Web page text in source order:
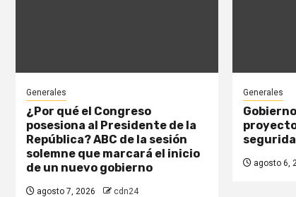
Generales
¿Por qué el Congreso
posesiona al Presidente de la
República? ABC de la sesión
solemne que marcará el inicio
de un nuevo gobierno
agosto 7, 2026 cdn24
Generales
agosto 6,